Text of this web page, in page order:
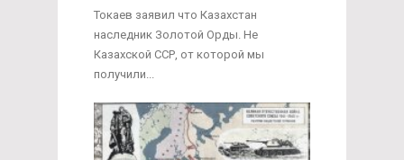
Токаев заявил что Казахстан
наследник Золотой Орды. Не
Казахской ССР, от которой мы
получили...